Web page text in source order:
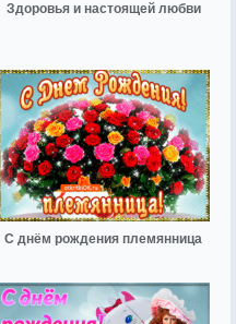
Здоровья и настоящей любви
С днём рождения племянница